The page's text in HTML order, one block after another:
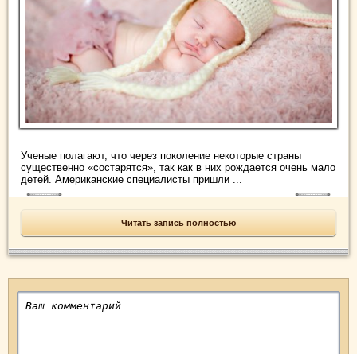
Ученые полагают, что через поколение некоторые страны
существенно «состарятся», так как в них рождается очень мало
детей. Американские специалисты пришли ...
Читать запись полностью